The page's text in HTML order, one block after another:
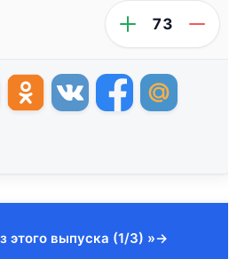
73
этого выпуска (1/3) »